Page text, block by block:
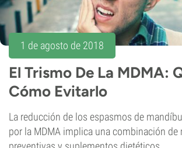
1 de agosto de 2018
El Trismo De La MDMA:
Cómo Evitarlo
La reducción de los espasmos de
por la MDMA implica una combinación de